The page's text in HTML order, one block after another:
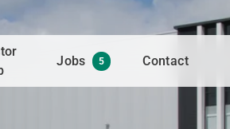
Jobs 5 Contact